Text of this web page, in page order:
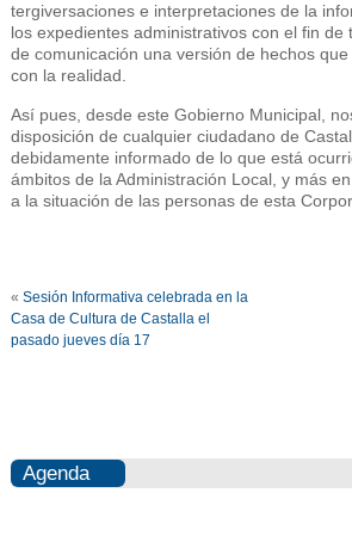
tergiversaciones e interpretaciones de la
los expedientes administrativos con el fin de
de comunicación una versión de hechos
con la realidad.
Así pues, desde este Gobierno Municipal,
disposición de cualquier ciudadano de
debidamente informado de lo que está
ámbitos de la Administración Local, y más
a la situación de las personas de esta
« Sesión Informativa celebrada en la
Casa de Cultura de Castalla el
pasado jueves día 17
Agenda